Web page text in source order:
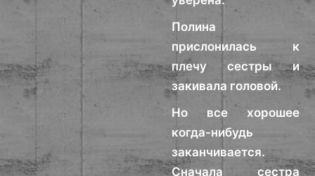
Полина
прислонилась к
плечу сестры и
закивала головой.
Но все хорошее
когда-нибудь
заканчивается.
Сначала сестра